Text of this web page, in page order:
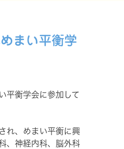
まい平衡学
平衡学会に参加して
れ、めまい平衡に興
、神経内科、脳外科